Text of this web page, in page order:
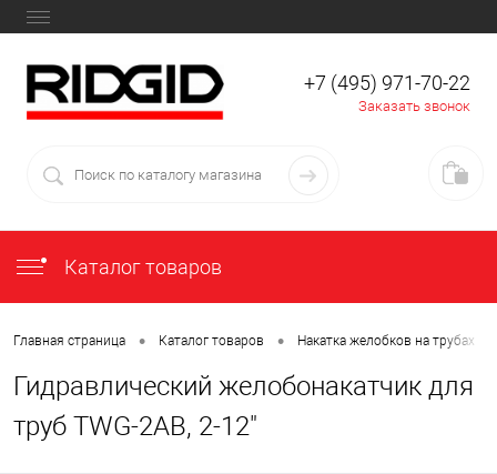
+7 (495) 971-70-22
Заказать звонок
Каталог товаров
Главная страница • Каталог товаров • Накатка желобков на трубах
Гидравлический желобонакатчик для
труб TWG-2AB, 2-12"